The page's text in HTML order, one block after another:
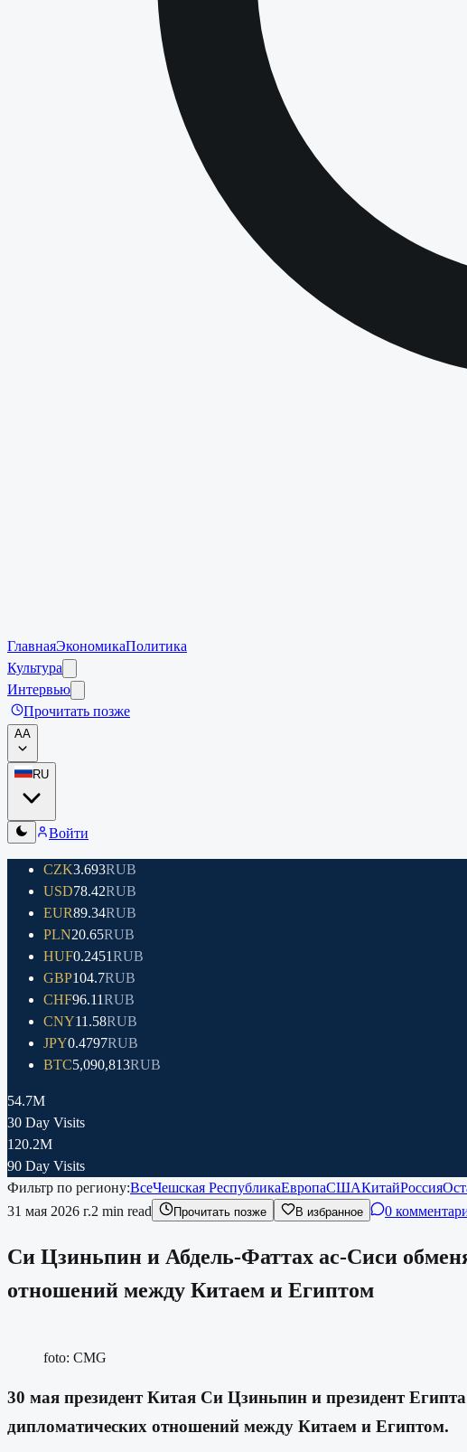
ГлавнаяЭкономикаПолитика
Культура
Интервью
Прочитать позже
AA
RU
Войти
CZK3.693RUB
USD78.42RUB
EUR89.34RUB
PLN20.65RUB
HUF0.2451RUB
GBP104.7RUB
CHF96.11RUB
CNY11.58RUB
JPY0.4797RUB
BTC5,090,813RUB
54.7M
30 Day Visits
120.2M
90 Day Visits
Фильтр по региону:ВсеЧешская РеспубликаЕвропаСШАКитайРоссия
31 мая 2026 г.2 min read Прочитать позже В избранное 0
Си Цзиньпин и Абдель-Фаттах ас-Сиси
отношений между Китаем и Египтом
foto: CMG
30 мая президент Китая Си Цзиньпин и президент
дипломатических отношений между Китаем и Египтом.